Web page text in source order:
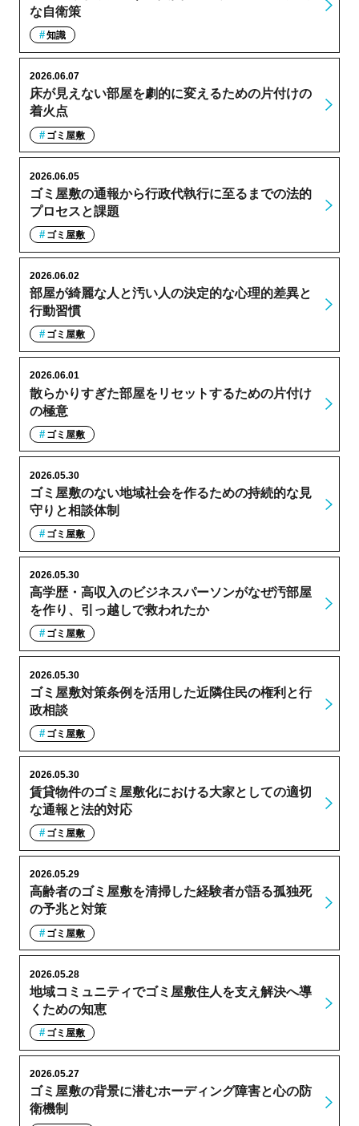
な自衛策
知識
床が見えない部屋を劇的に変えるための片付けの
着火点
2026.06.07
ゴミ屋敷
ゴミ屋敷の通報から行政代執行に至るまでの法的
プロセスと課題
2026.06.05
ゴミ屋敷
部屋が綺麗な人と汚い人の決定的な心理的差異と
行動習慣
2026.06.02
ゴミ屋敷
散らかりすぎた部屋をリセットするための片付け
の極意
2026.06.01
ゴミ屋敷
ゴミ屋敷のない地域社会を作るための持続的な見
守りと相談体制
2026.05.30
ゴミ屋敷
高学歴・高収入のビジネスパーソンがなぜ汚部屋
を作り、引っ越しで救われたか
2026.05.30
ゴミ屋敷
ゴミ屋敷対策条例を活用した近隣住民の権利と行
政相談
2026.05.30
ゴミ屋敷
賃貸物件のゴミ屋敷化における大家としての適切
な通報と法的対応
2026.05.30
ゴミ屋敷
高齢者のゴミ屋敷を清掃した経験者が語る孤独死
の予兆と対策
2026.05.29
ゴミ屋敷
地域コミュニティでゴミ屋敷住人を支え解決へ導
くための知恵
2026.05.28
ゴミ屋敷
ゴミ屋敷の背景に潜むホーディング障害と心の防
衛機制
2026.05.27